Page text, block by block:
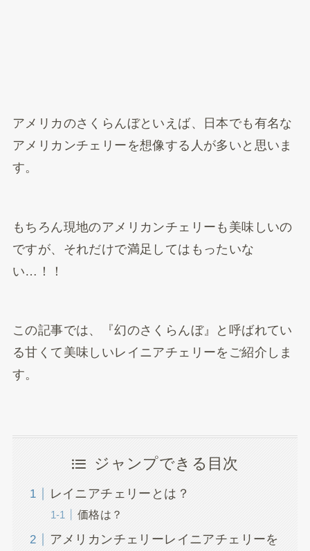
アメリカのさくらんぼといえば、日本でも有名な
アメリカンチェリーを想像する人が多いと思いま
す。
もちろん現地のアメリカンチェリーも美味しいの
ですが、それだけで満足してはもったいな
い…！！
この記事では、『幻のさくらんぼ』と呼ばれてい
る甘くて美味しいレイニアチェリーをご紹介しま
す。
ジャンプできる目次
レイニアチェリーとは？
価格は？
アメリカンチェリーレイニアチェリーを